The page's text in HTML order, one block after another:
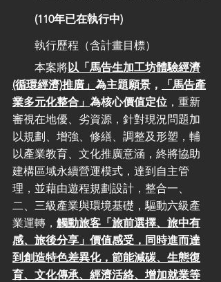
(110年已在執行中)
執行歷程（含計畫目標）
本案將以「馬告生加工坊體驗經濟
(循環經濟)推廣」 為主題願景，
「馬告產
業多元化整合」 為核心價值定位 ，重新
審視在地優、劣資源，針對現況問題加
以規劃、增強、修繕、調整及形塑，輔
以產業教育、文化推廣意涵，終將協助
建構區域永續營運模式，達到自主管
理，並藉由遊程規劃設計，整合一、
二、三級產業與環境基礎，驅動六級產
業運轉， 觸動旅客「旅前選擇、旅中有
感、旅後分享」價值感受，同時進而達
到創造特色差異化，節能減碳、生態復
育、文化傳承、經濟活絡、增加就業等